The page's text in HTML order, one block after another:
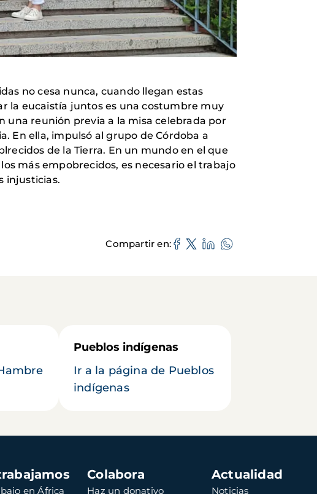
no cesa nunca, cuando llegan estas
la eucaistía juntos es una costumbre muy
una reunión previa a la misa celebrada por
En ella, impulsó al grupo de Córdoba a
de la Tierra. En un mundo en el que
más empobrecidos, es necesario el trabajo
injusticias.
Compartir en
Pueblos indígenas
Ir a la página de Pueblos
indígenas
en África
Colabora
Haz un donativo
Actualidad
Noticias